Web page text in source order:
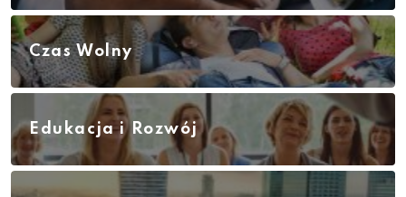
Czas Wolny
Edukacja i Rozwój